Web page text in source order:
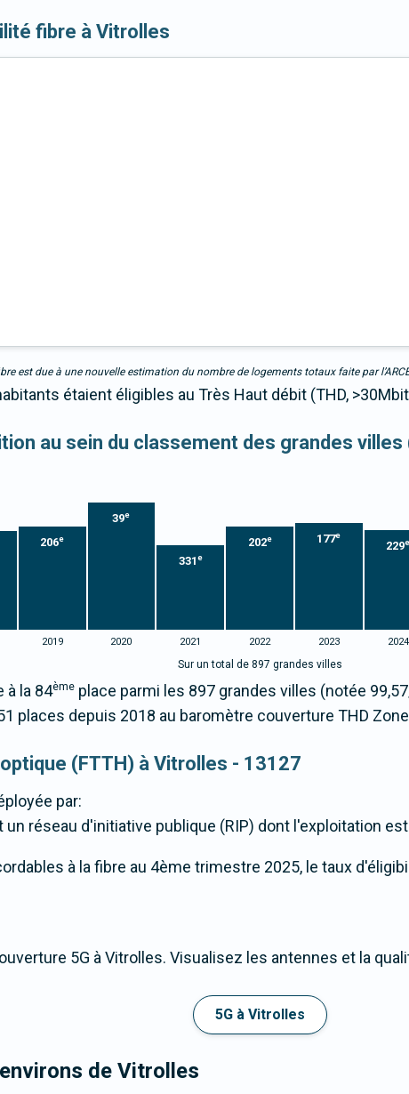
fibre à Vitrolles
est due à une nouvelle estimation du nombre de logements totaux faite par
étaient éligibles au Très Haut débit (THD,
au sein du classement des grandes
206e
39e
331 e
202e 177e
229e
2019 2020 2021 2022 2023 2024
Sur un total de 897 grandes villes
à la 84ème place parmi les 897 grandes villes (notée
places depuis 2018 au baromètre couverture THD Zone
(FTTH) à Vitrolles - 13127
par:
un réseau d'initiative publique (RIP) dont l'exploitation
à la fibre au 4ème trimestre 2025, le taux
5G à Vitrolles. Visualisez les antennes et la
5G à Vitrolles
de Vitrolles